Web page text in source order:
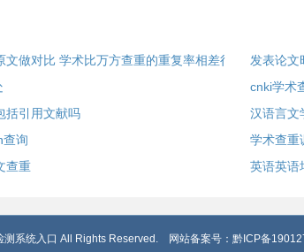
文做对比 学术比万方查重的重复率相差很
括引用文献吗
查询
查重
发表论文
cnki学术
汉语言文
学术查重
英语英语
系统入口 All Rights Reserved. 网站备案号： 黔ICP备